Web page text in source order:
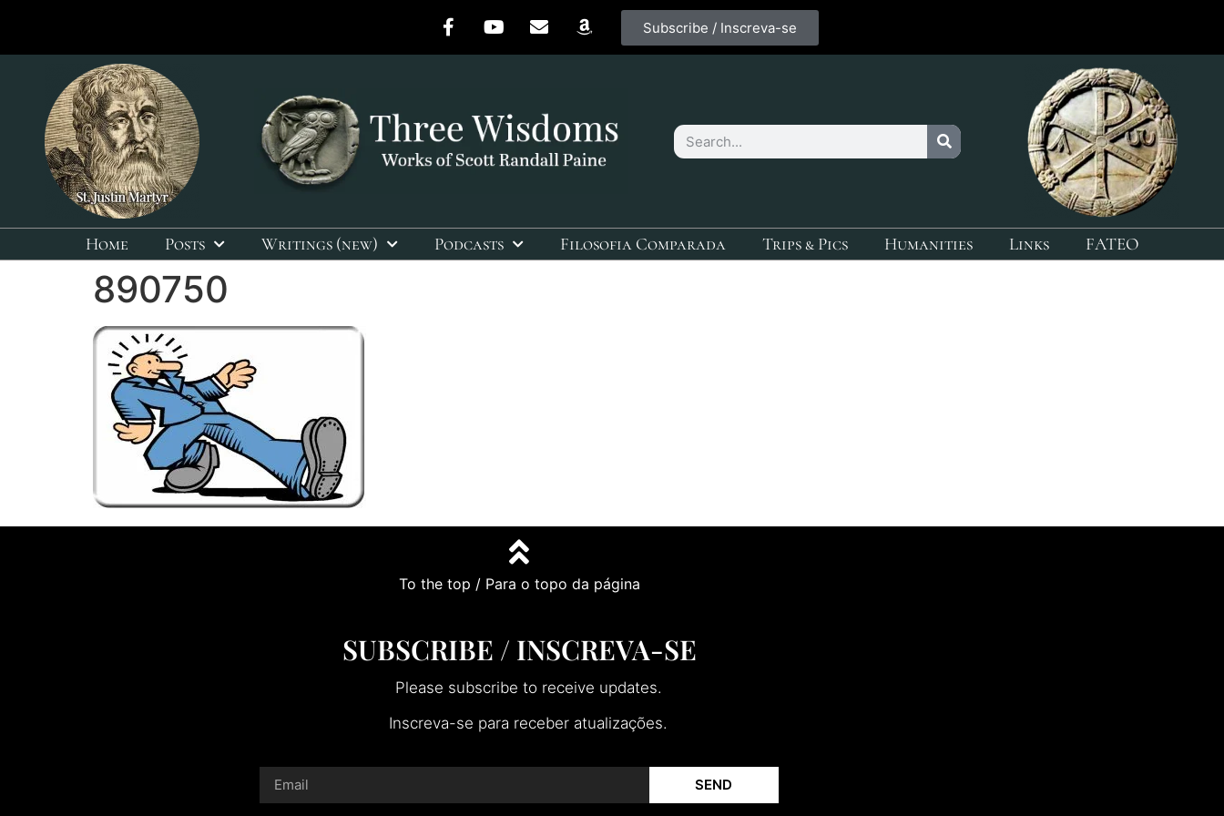
Subscribe / Inscreva-se
Home Posts Writings (new) Podcasts Filosofia Comparada Trips & Pics Humanities Links FATEO
890750
To the top / Para o topo da página
SUBSCRIBE / INSCREVA-SE
Please subscribe to receive updates.
Inscreva-se para receber atualizações.
SEND